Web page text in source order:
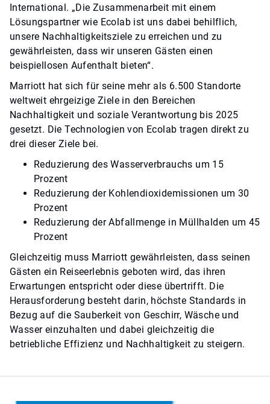
International. „Die Zusammenarbeit mit einem
Lösungspartner wie Ecolab ist uns dabei behilflich,
unsere Nachhaltigkeitsziele zu erreichen und zu
gewährleisten, dass wir unseren Gästen einen
beispiellosen Aufenthalt bieten“.
Marriott hat sich für seine mehr als 6.500 Standorte
weltweit ehrgeizige Ziele in den Bereichen
Nachhaltigkeit und soziale Verantwortung bis 2025
gesetzt. Die Technologien von Ecolab tragen direkt zu
drei dieser Ziele bei.
Reduzierung des Wasserverbrauchs um 15
Prozent
Reduzierung der Kohlendioxidemissionen um 30
Prozent
Reduzierung der Abfallmenge in Müllhalden um 45
Prozent
Gleichzeitig muss Marriott gewährleisten, dass seinen
Gästen ein Reiseerlebnis geboten wird, das ihren
Erwartungen entspricht oder diese übertrifft. Die
Herausforderung besteht darin, höchste Standards in
Bezug auf die Sauberkeit von Geschirr, Wäsche und
Wasser einzuhalten und dabei gleichzeitig die
betriebliche Effizienz und Nachhaltigkeit zu steigern.